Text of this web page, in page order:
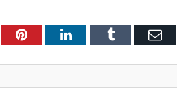
PinterestLinkedInTumblr Email